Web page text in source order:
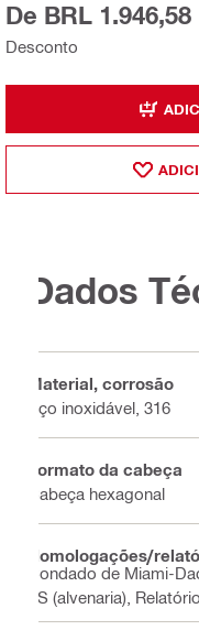
Desconto
De BRL 1.946,58
Dados
Material, corrosão
Aço inoxidável, 316
Formato da cabeça
Cabeça hexagonal
Homologações/
Condado de Miami-
ES (alvenaria),